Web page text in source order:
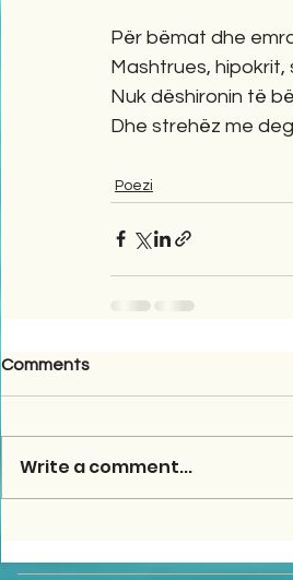
Për bëmat dhe
Mashtrues, hipokrit,
Nuk dëshironin të
Dhe strehëz me
Poezi
Comments
Write a comment...